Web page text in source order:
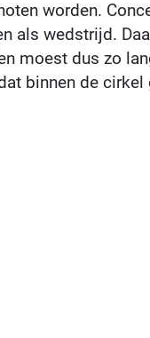
worden.
als wedstrijd.
moest dus zo
binnen de cirkel